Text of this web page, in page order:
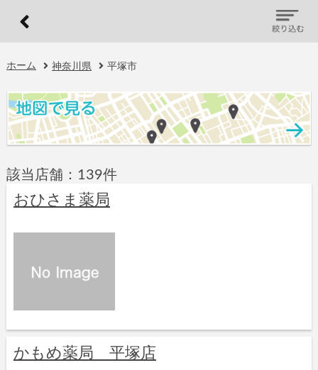
ホーム 神奈川県 平塚市
該当店舗：139件
おひさま薬局
かもめ薬局 平塚店